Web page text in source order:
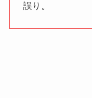
誤り。